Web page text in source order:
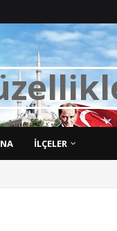
zellikl
İLÇELER